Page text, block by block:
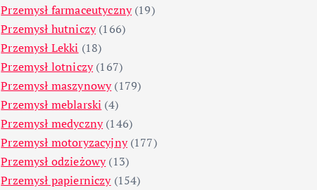
Przemysł farmaceutyczny(19)
Przemysł hutniczy(166)
Przemysł Lekki (18)
Przemysł lotniczy(167)
Przemysł maszynowy(179)
Przemysł meblarski (4)
Przemysł medyczny(146)
Przemysł motoryzacyjny(177)
Przemysł odzieżowy(13)
Przemysł papierniczy(154)